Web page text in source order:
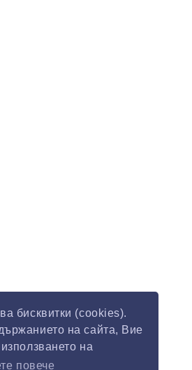
бисквитки (cookies).
на сайта, Вие
на
повече